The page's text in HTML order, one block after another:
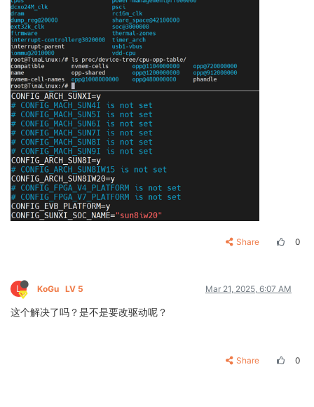
Share 0
L KoGu LV 5 Mar 21, 2025, 6:07 AM
这个解决了吗？是不是要改驱动呢？
Share 0